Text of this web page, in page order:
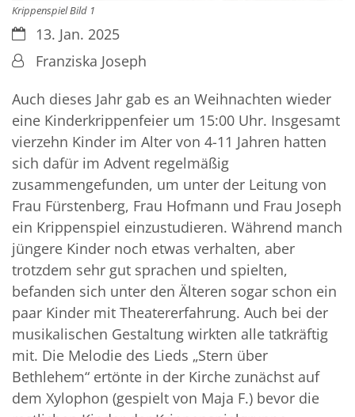
Krippenspiel Bild 1
Datum:13. Jan. 2025
Von:Franziska Joseph
Auch dieses Jahr gab es an Weihnachten wieder
eine Kinderkrippenfeier um 15:00 Uhr. Insgesamt
vierzehn Kinder im Alter von 4-11 Jahren hatten
sich dafür im Advent regelmäßig
zusammengefunden, um unter der Leitung von
Frau Fürstenberg, Frau Hofmann und Frau Joseph
ein Krippenspiel einzustudieren. Während manch
jüngere Kinder noch etwas verhalten, aber
trotzdem sehr gut sprachen und spielten,
befanden sich unter den Älteren sogar schon ein
paar Kinder mit Theatererfahrung. Auch bei der
musikalischen Gestaltung wirkten alle tatkräftig
mit. Die Melodie des Lieds „Stern über
Bethlehem“ ertönte in der Kirche zunächst auf
dem Xylophon (gespielt von Maja F.) bevor die